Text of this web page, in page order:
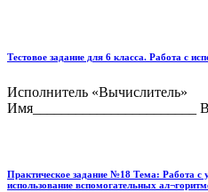
Тестовое задание для 6 класса. Работа с
Исполнитель
Имя_______________________
Практическое задание №18 Тема: Работа с
использование вспомогательных